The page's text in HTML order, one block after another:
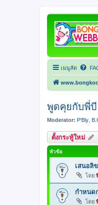
เมนูลัด
พูดคุยกับพี่บี
Moderator: P'Bly
ตั้งกระทู้ใหม่
หัวข้อ
เสนอลิ
โดย
กำหนด
โดย